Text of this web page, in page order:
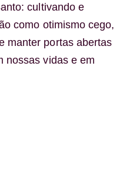
cultivando e
como otimismo cego,
manter portas abertas
nossas vidas e em